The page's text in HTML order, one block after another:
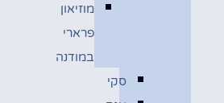
מוזיאון
פרארי
במודנה
סקי